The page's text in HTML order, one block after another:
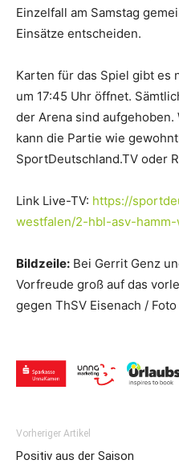
Einzelfall am Samstag
Einsätze entscheiden.
Karten für das Spiel gibt es
um 17:45 Uhr öffnet.
der Arena sind
kann die Partie wie
SportDeutschland.TV oder
Link Live-TV: https://
westfalen/2-hbl-asv-
Bildzeile: Bei Gerrit Genz
Vorfreude groß auf das
gegen ThSV Eisenach / Foto
Vorheriger Artikel
Positiv aus der Saison